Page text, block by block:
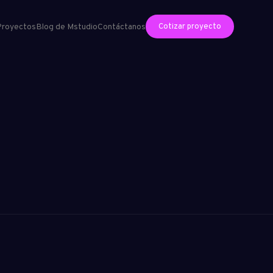
Blog de MstudioContáctanos Cotizar proyecto